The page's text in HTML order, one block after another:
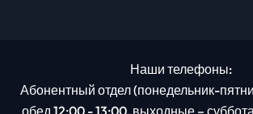
Наши телефоны:
Абонентный отдел (понедельник-
обед 12:00 - 13:00, выходные –